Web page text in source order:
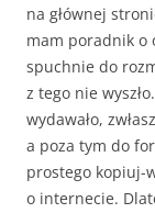
na głównej
mam poradnik o
spuchnie do
z tego nie
wydawało,
a poza tym do
prostego kopiuj-
o internecie.